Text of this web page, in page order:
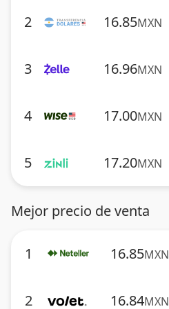
2 16.85MXN
3 16.96MXN
4 17.00MXN
5 17.20MXN
Mejor precio de venta
1 16.85MXN
2 16.84MXN